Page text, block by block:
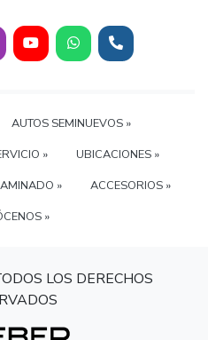
AUTOS SEMINUEVOS »
»
UBICACIONES »
»
ACCESORIOS »
»
LOS DERECHOS